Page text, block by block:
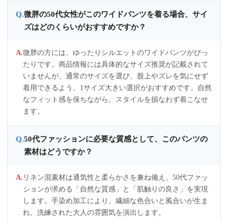
微胖の50代女性がこのワイドパンツを着る場合、サイ
ズはどのくらいがおすすめですか？
微胖の方には、ゆったりシルエットのワイドパンツがぴっ
たりです。商品情報には具体的なサイズ推奨が記載されて
いませんが、通常のサイズを選び、股上やズレを気にせず
着用できるよう、1サイズ大きい選択がおすすめです。自然
なフィット感を保ちながら、スタイルを損なわず着こなせ
ます。
50代ファッションに必要な質感として、このパンツの
素材はどうですか？
リネン混素材は通気性と柔らかさを兼ね備え、50代ファッ
ションが求める「自然な質感」と「肌触りの良さ」を実現
します。手染め加工により、繊細な色合いと風合いが生ま
れ、洗練された大人の雰囲気を演出します。